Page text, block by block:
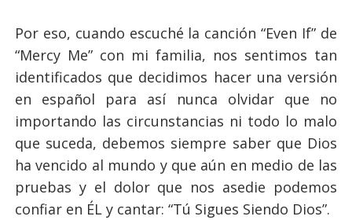
Por eso, cuando escuché la canción “Even If” de
“Mercy Me” con mi familia, nos sentimos tan
identificados que decidimos hacer una versión
en español para así nunca olvidar que no
importando las circunstancias ni todo lo malo
que suceda, debemos siempre saber que Dios
ha vencido al mundo y que aún en medio de las
pruebas y el dolor que nos asedie podemos
confiar en ÉL y cantar: “Tú Sigues Siendo Dios”.